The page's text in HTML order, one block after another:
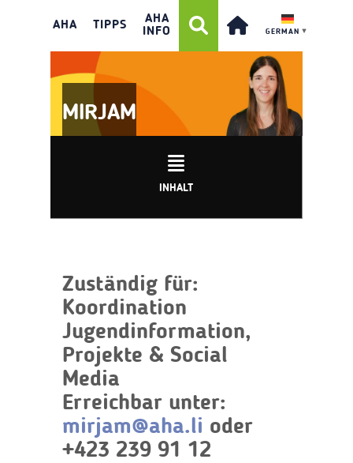
AHA TIPPS
AHA
INFO
GERMAN ▼
MIRJAM
INHALT
Zuständig für:
Koordination
Jugendinformation,
Projekte & Social
Media
Erreichbar unter:
mirjam@aha.li oder
+423 239 91 12